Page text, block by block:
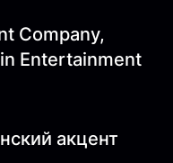
Company,
Entertainment
акцент